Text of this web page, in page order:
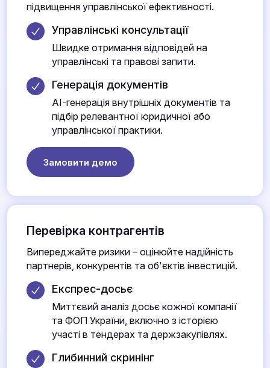
підвищення управлінської ефективності.
Управлінські консультації
Швидке отримання відповідей на
управлінські та правові запити.
Генерація документів
AI-генерація внутрішніх документів та
підбір релевантної юридичної або
управлінської практики.
Замовити демо
Перевірка контрагентів
Випереджайте ризики – оцінюйте надійність
партнерів, конкурентів та об'єктів інвестицій.
Експрес-досьє
Миттєвий аналіз досьє кожної компанії
та ФОП України, включно з історією
участі в тендерах та держзакупівлях.
Глибинний скринінг